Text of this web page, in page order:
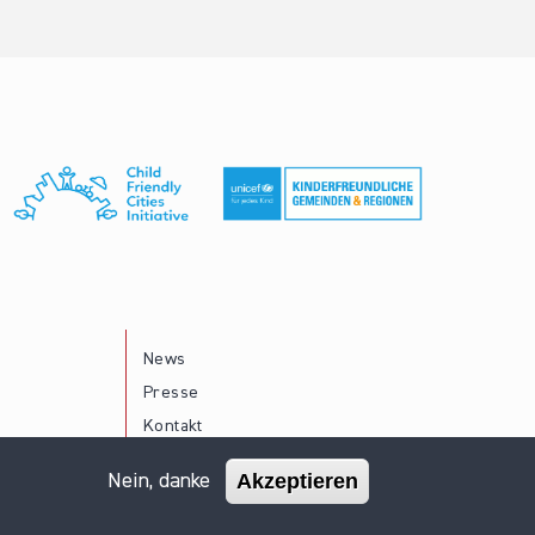
News
Presse
Kontakt
Impressum Datenschutz
Nein, danke Akzeptieren